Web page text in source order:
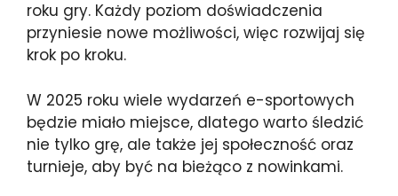
roku gry. Każdy poziom doświadczenia
przyniesie nowe możliwości, więc rozwijaj się
krok po kroku.
W 2025 roku wiele wydarzeń e-sportowych
będzie miało miejsce, dlatego warto śledzić
nie tylko grę, ale także jej społeczność oraz
turnieje, aby być na bieżąco z nowinkami.